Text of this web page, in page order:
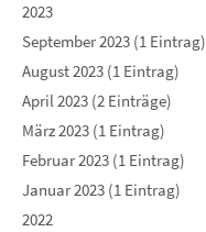
2023
September 2023 (1 Eintrag)
August 2023 (1 Eintrag)
April 2023 (2 Einträge)
März 2023 (1 Eintrag)
Februar 2023 (1 Eintrag)
Januar 2023 (1 Eintrag)
2022